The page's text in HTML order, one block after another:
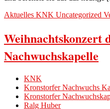
Aktuelles KNK Uncategorized
Weihnachtskonzert
Nachwuchskapelle
KNK
Kronstorfer Nachwuchs
Kronstorfer
Ralg Huber